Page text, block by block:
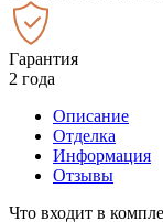
Гарантия
2 года
Описание
Отделка
Информация
Отзывы
Что входит в